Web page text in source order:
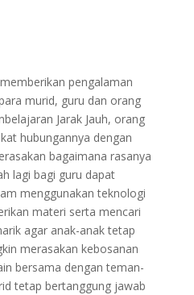
pengalaman
murid, guru dan orang
Jarak Jauh, orang
hubungannya dengan
bagaimana rasanya
lagi bagi guru dapat
menggunakan teknologi
materi serta mencari
agar anak-anak tetap
merasakan kebosanan
bersama dengan teman-
tetap bertanggung jawab